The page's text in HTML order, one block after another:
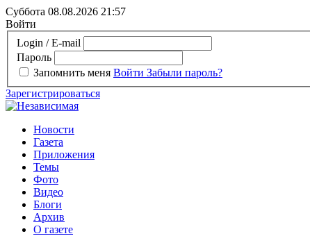
Суббота 08.08.2026 21:57
Войти
Login / E-mail
Пароль
Запомнить меня Войти Забыли пароль?
Зарегистрироваться
Новости
Газета
Приложения
Темы
Фото
Видео
Блоги
Архив
О газете